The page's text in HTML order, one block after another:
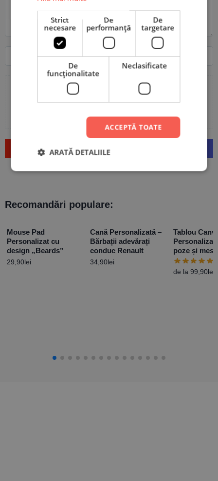
Adaugă poze sau video la recenzia ta
Trimite
Recomandări populare:
Mouse Pad
Personalizat cu
design „Beards”
29,90lei
Cană Personalizată –
Bărbații adevărați
conduc Renault
34,90lei
Tablou
Personalizat
poze și
de la99,90lei
Strict
necesare
De
performanță
De
targetare
De
funcţionalitate
Neclasificate
ACCEPTĂ TOATE
ARATĂ DETALIILE